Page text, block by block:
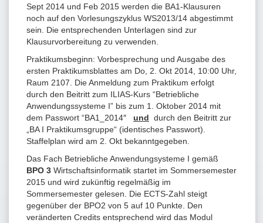
Sept 2014 und Feb 2015 werden die BA1-Klausuren
noch auf den Vorlesungszyklus WS2013/14 abgestimmt
sein. Die entsprechenden Unterlagen sind zur
Klausurvorbereitung zu verwenden.
Praktikumsbeginn: Vorbesprechung und Ausgabe des
ersten Praktikumsblattes am Do, 2. Okt 2014, 10:00 Uhr,
Raum 2107. Die Anmeldung zum Praktikum erfolgt
durch den Beitritt zum ILIAS-Kurs “Betriebliche
Anwendungssysteme I” bis zum 1. Oktober 2014 mit
dem Passwort “BA1_2014″ und durch den Beitritt zur
„BA I Praktikumsgruppe“ (identisches Passwort).
Staffelplan wird am 2. Okt bekanntgegeben.
Das Fach Betriebliche Anwendungsysteme I gemäß
BPO 3 Wirtschaftsinformatik startet im Sommersemester
2015 und wird zukünftig regelmäßig im
Sommersemester gelesen. Die ECTS-Zahl steigt
gegenüber der BPO2 von 5 auf 10 Punkte. Den
veränderten Credits entsprechend wird das Modul